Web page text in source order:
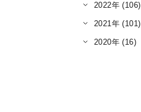
2022年 (106)
2021年 (101)
2020年 (16)